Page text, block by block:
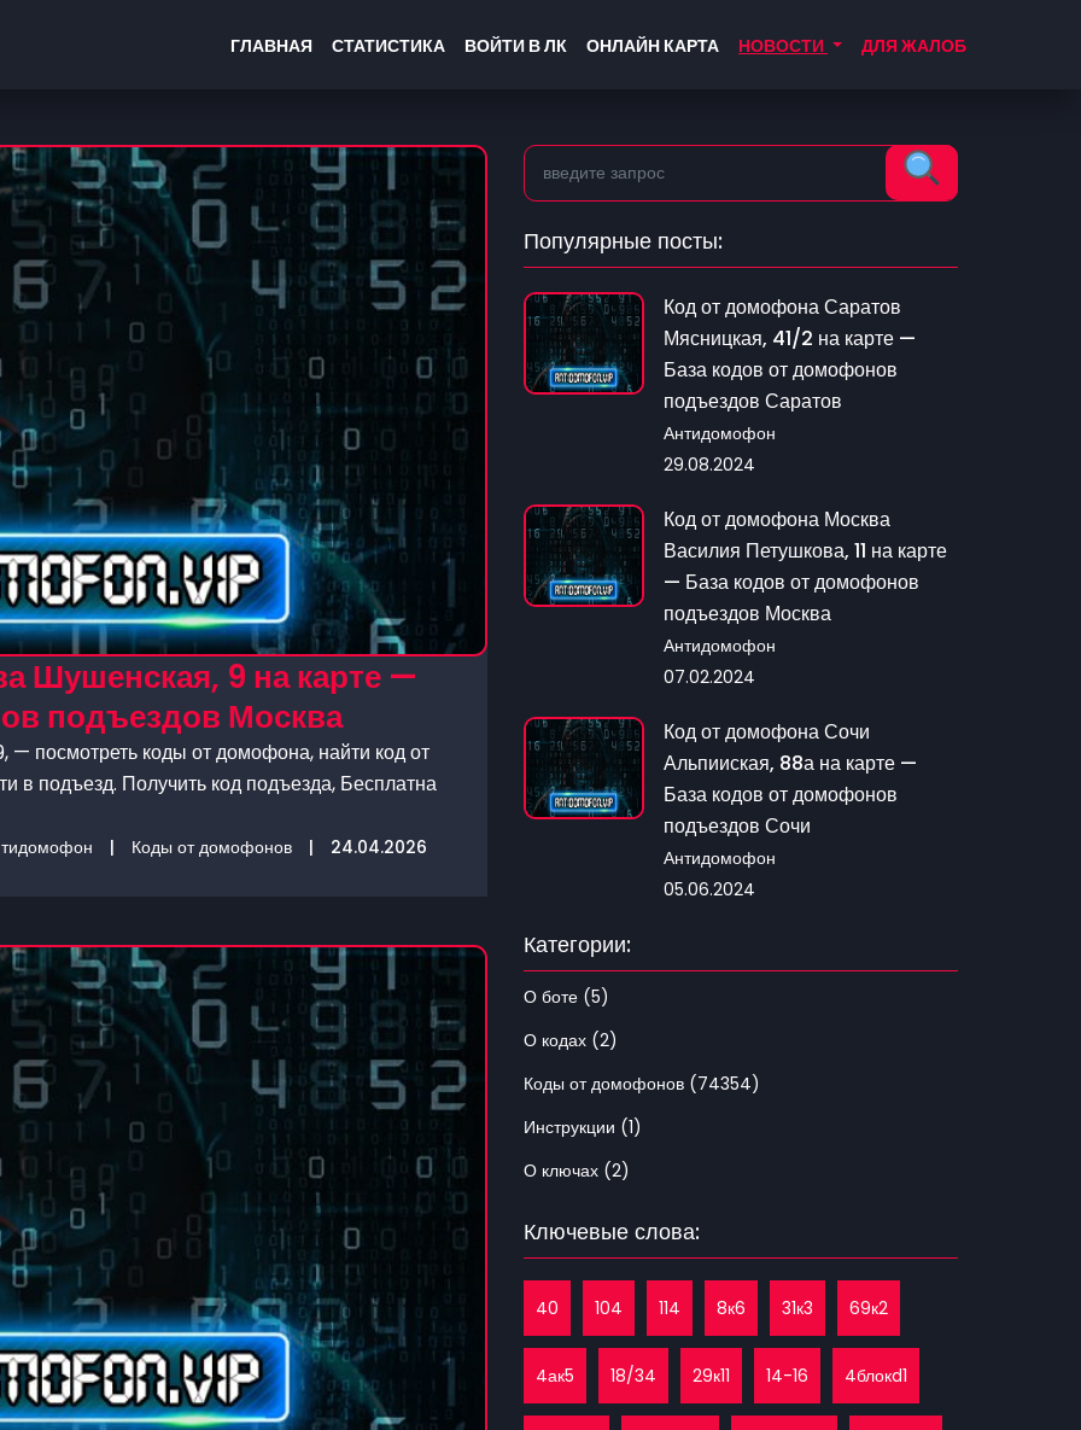
ГЛАВНАЯ СТАТИСТИКА ВОЙТИ В ЛК ОНЛАЙН КАРТА НОВОСТИ ДЛЯ ЖАЛОБ
Шушенская, 9 на карте —
подъездов Москва
посмотреть коды от домофона, найти код от
подъезд. Получить код подъезда, Бесплатна
| Коды от домофонов | 24.04.2026
Популярные посты:
Код от домофона Саратов
Мясницкая, 41/2 на карте —
База кодов от домофонов
подъездов Саратов
Антидомофон
29.08.2024
Код от домофона Москва
Василия Петушкова, 11 на карте
— База кодов от домофонов
подъездов Москва
Антидомофон
07.02.2024
Код от домофона Сочи
Альпииская, 88а на карте —
База кодов от домофонов
подъездов Сочи
Антидомофон
05.06.2024
Категории:
О боте (5)
О кодах (2)
Коды от домофонов (74354)
Инструкции (1)
О ключах (2)
Ключевые слова:
40 104 114 8к6 31к3 69к2
4ак5 18/34 29к11 14-16 4блокd1